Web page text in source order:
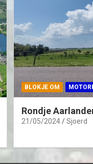
BLOKJE OM
Rondje
21/05/2024 Sjoerd